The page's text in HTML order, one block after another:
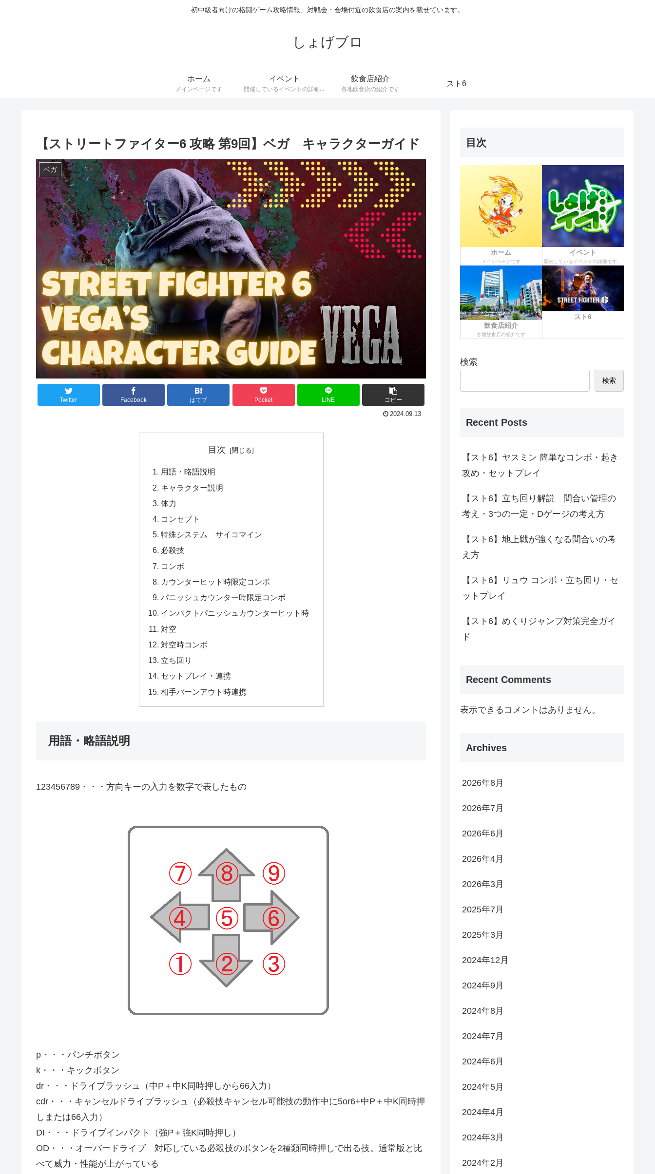
初中級者向けの格闘ゲーム攻略情報、対戦会・会場付近の飲食店の案内を載せています。
しょげブロ
ホーム
メインページです
イベント
開催しているイベントの詳細で
飲食店紹介
各地飲食店の紹介です
スト6
【ストリートファイター6 攻略 第9回】ベガ キャラクターガイド
ベガ
Twitter Facebook はてブ Pocket LINE コピー
2024.09.13
目次
用語・略語説明
キャラクター説明
体力
コンセプト
特殊システム サイコマイン
必殺技
コンボ
カウンターヒット時限定コンボ
パニッシュカウンター時限定コンボ
インパクトパニッシュカウンターヒット時
対空
対空時コンボ
立ち回り
セットプレイ・連携
相手バーンアウト時連携
用語・略語説明
123456789・・・方向キーの入力を数字で表したもの
p・・・パンチボタン
k・・・キックボタン
dr・・・ドライブラッシュ（中P＋中K同時押しから66入力）
cdr・・・キャンセルドライブラッシュ（必殺技キャンセル可能技の動作中に5or6+中P＋中K同時押
しまたは66入力）
DI・・・ドライブインパクト（強P＋強K同時押し）
OD・・・オーバードライブ 対応している必殺技のボタンを2種類同時押しで出る技。通常版と比
べて威力・性能が上がっている
目次
ホーム
メインページです
イベント
開催しているイベントの詳細です。
飲食店紹介
各地飲食店の紹介です
スト6
検索
検索
Recent Posts
【スト6】ヤスミン 簡単なコンボ・起き
攻め・セットプレイ
【スト6】立ち回り解説 間合い管理の
考え・3つの一定・Dゲージの考え方
【スト6】地上戦が強くなる間合いの考
え方
【スト6】リュウ コンボ・立ち回り・セ
ットプレイ
【スト6】めくりジャンプ対策完全ガイ
ド
Recent Comments
表示できるコメントはありません。
Archives
2026年8月
2026年7月
2026年6月
2026年4月
2026年3月
2025年7月
2025年3月
2024年12月
2024年9月
2024年8月
2024年7月
2024年6月
2024年5月
2024年4月
2024年3月
2024年2月